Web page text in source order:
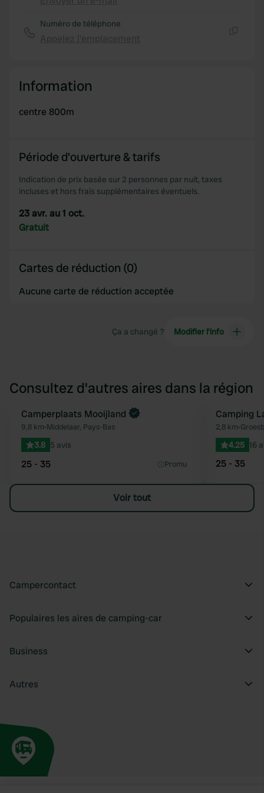
Numéro de téléphone
Information
centre 800m
Période d'ouverture & tarifs
Indication de prix basée sur 2 personnes par nuit, taxes
incluses et hors frais supplémentaires éventuels.
23 avr. au 1 oct.
Gratuit
Cartes de réduction (0)
Aucune carte de réduction acceptée
Ça a changé ? Modifier l’info
Consultez d'autres aires dans la région
Préféré
Reserve maintenant
Camperplaats Mooijland
9,8 km•Middelaar, Pays-Bas
3.8 5 avis
25 - 35 Promu
Camping
2,8 km•
4.25 16
25 - 35
Voir tout
Campercontact
Populaires les aires de camping-car
Business
Autres